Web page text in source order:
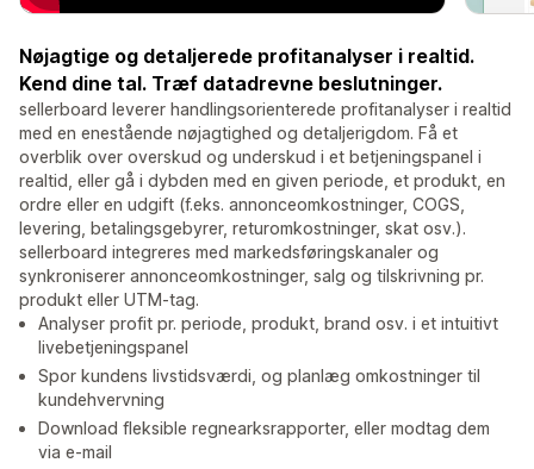
Nøjagtige og detaljerede profitanalyser i realtid.
Kend dine tal. Træf datadrevne beslutninger.
sellerboard leverer handlingsorienterede profitanalyser i realtid
med en enestående nøjagtighed og detaljerigdom. Få et
overblik over overskud og underskud i et betjeningspanel i
realtid, eller gå i dybden med en given periode, et produkt, en
ordre eller en udgift (f.eks. annonceomkostninger, COGS,
levering, betalingsgebyrer, returomkostninger, skat osv.).
sellerboard integreres med markedsføringskanaler og
synkroniserer annonceomkostninger, salg og tilskrivning pr.
produkt eller UTM-tag.
Analyser profit pr. periode, produkt, brand osv. i et intuitivt
livebetjeningspanel
Spor kundens livstidsværdi, og planlæg omkostninger til
kundehvervning
Download fleksible regnearksrapporter, eller modtag dem
via e-mail